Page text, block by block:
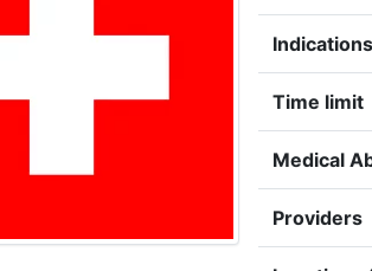
Indications
Time limit
Medical
Providers